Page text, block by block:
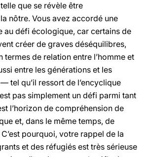
que se révèle être
nôtre. Vous avez accordé une
au défi écologique, car certains de
créer de graves déséquilibres,
termes de relation entre l’homme et
entre les générations et les
tel qu’il ressort de l’encyclique
pas simplement un défi parmi tant
l’horizon de compréhension de
et, dans le même temps, de
C’est pourquoi, votre rappel de la
et des réfugiés est très sérieuse